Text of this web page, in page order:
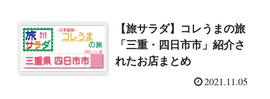
【旅サラダ】コレうまの旅
「三重・四日市市」紹介さ
れたお店まとめ
2021.11.05